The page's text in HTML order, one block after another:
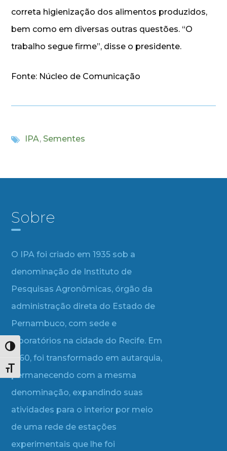
Alternar alto contraste
Alternar tamanho da fonte
correta higienização dos alimentos produzidos,
bem como em diversas outras questões. “O
trabalho segue firme”, disse o presidente.
Fonte: Núcleo de Comunicação
IPA, Sementes
Sobre
O IPA foi criado em 1935 sob a
denominação de Instituto de
Pesquisas Agronômicas, órgão da
administração direta do Estado de
Pernambuco, com sede e
laboratórios na cidade do Recife. Em
1960, foi transformado em autarquia,
permanecendo com a mesma
denominação, expandindo suas
atividades para o interior por meio
de uma rede de estações
experimentais que lhe foi